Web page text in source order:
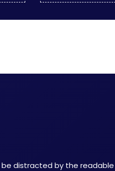
distracted by the readable